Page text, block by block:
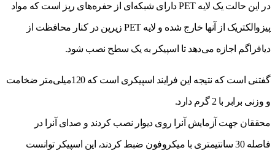
در این حالت یک لایه PET دارای شبکه‌ای از حفره‌های ریز است که مواد
پیزوالکتریک از آنها خارج شده و لایه PET زیرین در کنار محافظت از
دیافراگم اجازه می‌دهد تا اسپیکر به یک سطح نصب شود.
گفتنی است که نتیجه این فرایند اسپیکری است که 120میلی‌متر ضخامت
و وزنی برابر با 2 گرم دارد.
محققان جهت آزمایش آنرا روی دیوار نصب کردند و صدای آنرا در
فاصله 30 سانتیمتری با میکروفون ضبط کردند، این اسپیکر توانست